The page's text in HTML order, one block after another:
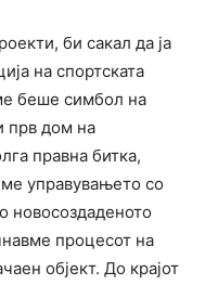
би сакал да ја
на спортската
беше симбол на
прв дом на
правна битка,
управувањето со
новосоздаденото
процесот на
објект. До крајот